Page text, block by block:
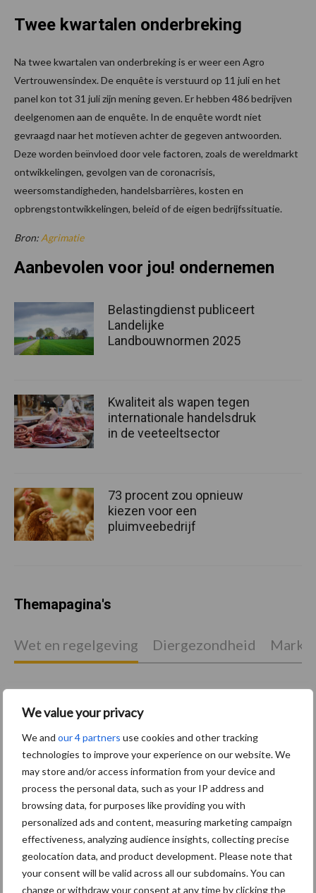
We value your privacy
We and our 4 partners use cookies and other tracking
technologies to improve your experience on our website. We
may store and/or access information from your device and
process the personal data, such as your IP address and
browsing data, for purposes like providing you with
personalized ads and content, measuring marketing campaign
effectiveness, analyzing audience insights, collecting precise
geolocation data, and product development. Please note that
your consent will be valid across all our subdomains. You can
change or withdraw your consent at any time by clicking the
Twee kwartalen onderbreking
Na twee kwartalen van onderbreking is er weer een Agro
Vertrouwensindex. De enquête is verstuurd op 11 juli en het
panel kon tot 31 juli zijn mening geven. Er hebben 486 bedrijven
deelgenomen aan de enquête. In de enquête wordt niet
gevraagd naar het motieven achter de gegeven antwoorden.
Deze worden beïnvloed door vele factoren, zoals de wereldmarkt
ontwikkelingen, gevolgen van de coronacrisis,
weersomstandigheden, handelsbarrières, kosten en
opbrengstontwikkelingen, beleid of de eigen bedrijfssituatie.
Bron: Agrimatie
Primaire
Recent nieuws Partner nieuws
Aanbevolen voor jou! ondernemen
Belastingdienst publiceert
Landelijke
Landbouwnormen 2025
Kwaliteit als wapen tegen
internationale handelsdruk
in de veeteeltsector
73 procent zou opnieuw
kiezen voor een
pluimveebedrijf
Themapagina's
Wet en regelgeving Diergezondheid
Toon meer